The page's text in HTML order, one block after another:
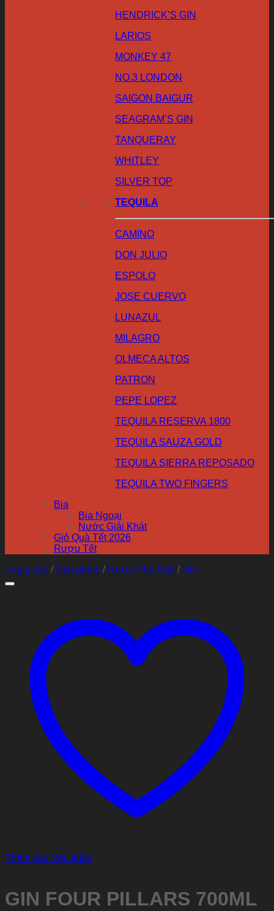
HENDRICK’S GIN
LARIOS
MONKEY 47
NO.3 LONDON
SAIGON BAIGUR
SEAGRAM’S GIN
TANQUERAY
WHITLEY
SILVER TOP
TEQUILA
CAMINO
DON JULIO
ESPOLO
JOSE CUERVO
LUNAZUL
MILAGRO
OLMECA ALTOS
PATRON
PEPE LOPEZ
TEQUILA RESERVA 1800
TEQUILA SAUZA GOLD
TEQUILA SIERRA REPOSADO
TEQUILA TWO FINGERS
Bia
Bia Ngoại
Nước Giải Khát
Giỏ Quà Tết 2026
Rượu Tết
Trang chủ / Sản phẩm / Rượu Pha Chế / Gin
Thêm vào Yêu thích
GIN FOUR PILLARS 700ML